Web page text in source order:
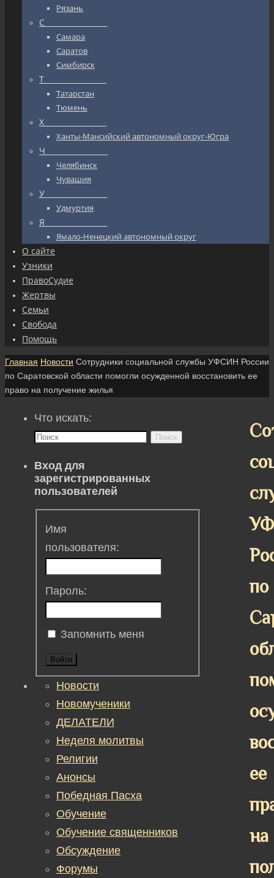
Рязань
С_________________
Самара
Саратов
Симбирск
Т_________________
Татарстан
Тюмень
Х_________________
Ханты-Мансийский автономный округ-Югра
Ч_________________
Челябинск
Чувашия
У_________________
Удмуртия
Я_________________
Ямало-Ненецкий автономный округ
О сайте
Узники
ПравоСудие
Жертвы
Семьи
Свобода
Помощь
Главная Новости Сотрудники социальной службы УФСИН России
по Саратовской области помогли осужденной восстановить ее
право на получение жилья
по
ее
на
Что искать:
Поиск
Вход для
зарегистрированных
пользователей
Имя
пользователя:
Пароль:
Запомнить меня
Войти
Новости
Новомученики
ДЕЛАТЕЛИ
Неделя молитвы
Религии
Анонсы
Победная Пасха
Обучение
Обучение священников
Обсуждение
Форумы